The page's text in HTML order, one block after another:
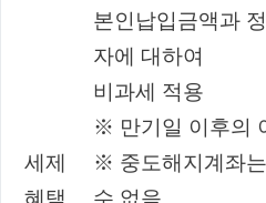
세제
혜택
본인납입금액과
자에 대하여
비과세 적용
※ 만기일 이후의
※ 중도해지계좌
수 없음